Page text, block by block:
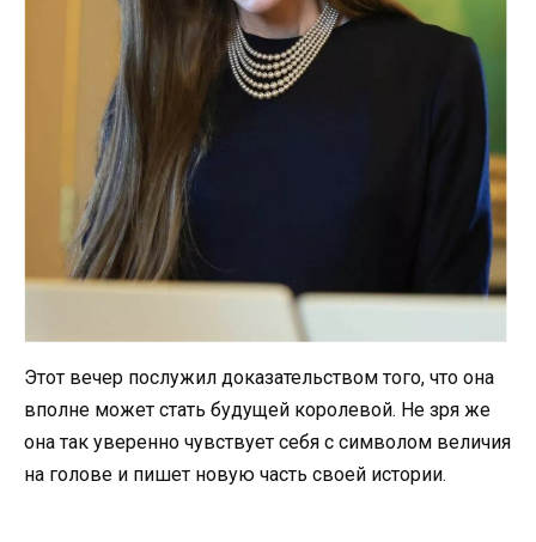
Этот вечер послужил доказательством того, что она
вполне может стать будущей королевой. Не зря же
она так уверенно чувствует себя с символом величия
на голове и пишет новую часть своей истории.